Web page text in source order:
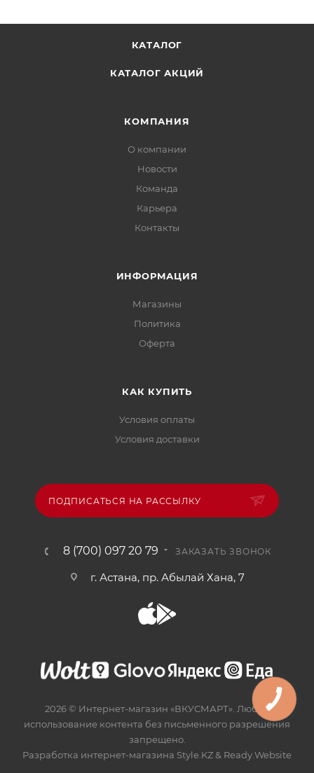
КАТАЛОГ
КАТАЛОГ АКЦИЙ
КОМПАНИЯ
О компании
Новости
Команда
Карьера
Контакты
ИНФОРМАЦИЯ
Магазины
Политика
Офертa
КАК КУПИТЬ
Условия оплаты
Условия доставки
ПОДПИСАТЬСЯ НА РАССЫЛКУ
8 (700) 097 20 79 ЗАКАЗАТЬ ЗВОНОК
г. Астана, пр. Абылай Хана, 7
2026 © Интернет-магазин «ВКУСМАРТ». Любое
использование контента без письменного разрешения
запрещено.
Разработка интернет-магазина Style.KZ& Ready.Website